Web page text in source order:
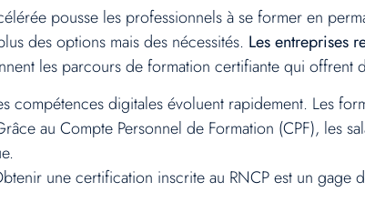
pousse les professionnels à se former en
des options mais des nécessités. Les entreprises
les parcours de formation certifiante qui
compétences digitales évoluent rapidement. Les
au Compte Personnel de Formation (CPF), les
une certification inscrite au RNCP est un gage